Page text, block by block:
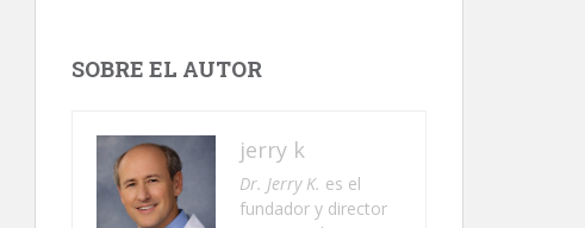
SOBRE EL AUTOR
jerry k
Dr. Jerry K. es el
fundador y director